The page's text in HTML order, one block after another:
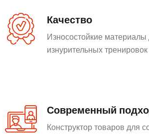
Качество
Износостойкие материалы
изнурительных тренировок
Современный
Конструктор товаров для